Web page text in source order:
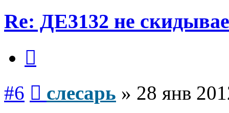
Re: ДЕ3132 не
#6 слесарь » 28 янв